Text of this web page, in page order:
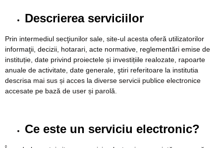
Descrierea serviciilor
Prin intermediul secţiunilor sale, site-ul acesta oferă utilizatorilor
informaţii, decizii, hotarari, acte normative, reglementări emise de
instituție, date privind proiectele și investițiile realozate, rapoarte
anuale de activitate, date generale, ştiri referitoare la institutia
descrisa mai sus și acces la diverse servicii publice electronice
accesate pe bază de user și parolă.
Ce este un serviciu electronic?